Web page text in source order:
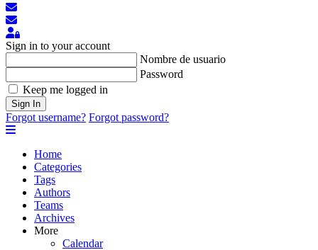
Suscribirse a las actualizaciones
Darse de baja del blog
Sign In
Sign in to your account
Nombre de usuario
Password
Keep me logged in
Sign In
Forgot username? Forgot password?
Home
Categories
Tags
Authors
Teams
Archives
More
Calendar